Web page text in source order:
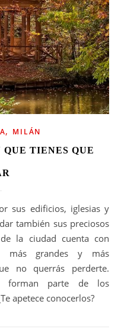
, MILÁN
TIENES QUE
también sus preciosos
la ciudad cuenta con
más grandes y más
no querrás perderte.
forman parte de los
apetece conocerlos?